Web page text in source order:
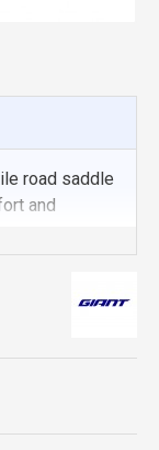
road saddle
and
of riding
foam
in a variety